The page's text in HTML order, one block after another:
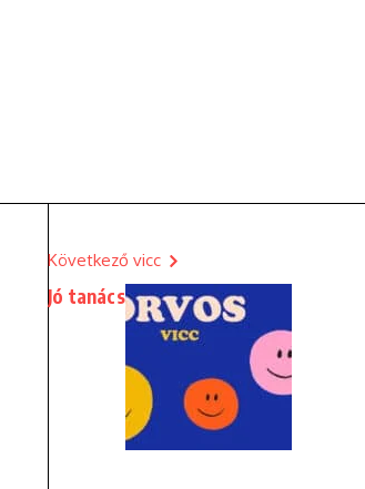
Következő vicc
Jó tanács